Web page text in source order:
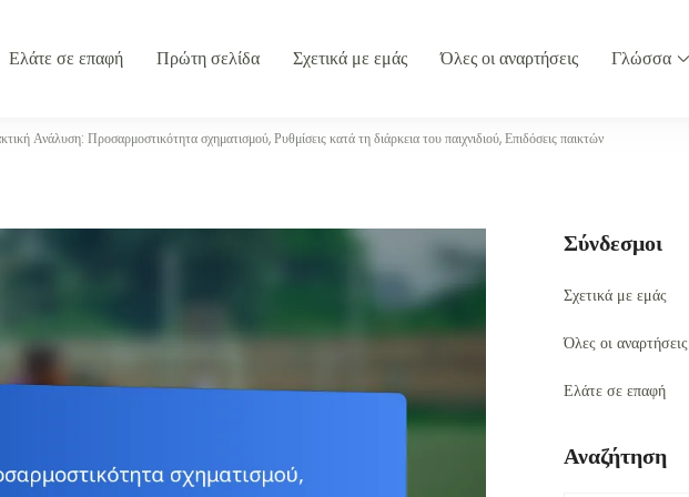
Ελάτε σε επαφή Πρώτη σελίδα Σχετικά με εμάς Όλες οι αναρτήσεις Γλώσσα
Ανάλυση: Προσαρμοστικότητα σχηματισμού, Ρυθμίσεις κατά τη διάρκεια του παιχνιδιού, Επιδόσεις παικτών
Σύνδεσμοι
Σχετικά με εμάς
Όλες οι αναρτήσεις
Ελάτε σε επαφή
Αναζήτηση